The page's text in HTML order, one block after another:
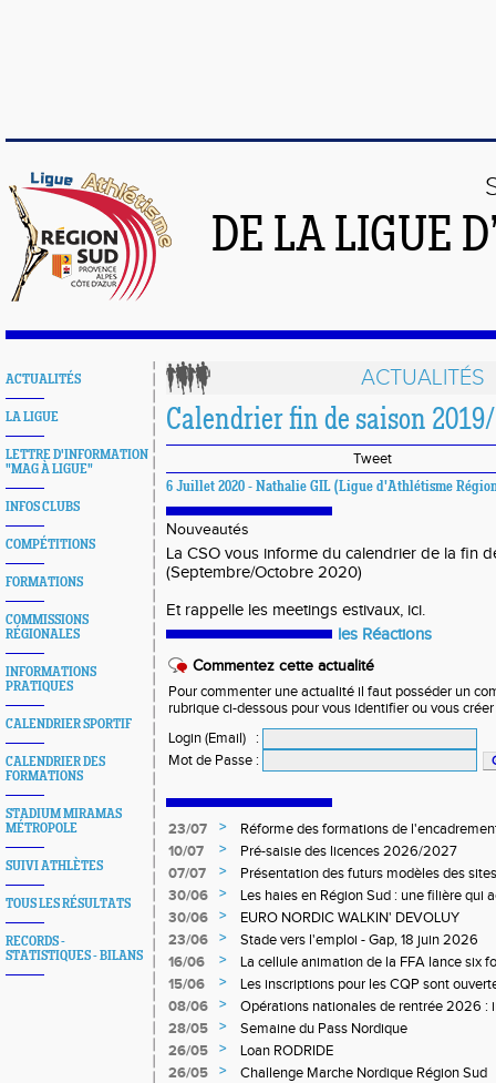
DE LA LIGUE
ACTUALITÉS
LA LIGUE
LETTRE D'INFORMATION
"MAG À LIGUE"
INFOS CLUBS
COMPÉTITIONS
FORMATIONS
COMMISSIONS
RÉGIONALES
INFORMATIONS
PRATIQUES
CALENDRIER SPORTIF
CALENDRIER DES
FORMATIONS
STADIUM MIRAMAS
MÉTROPOLE
SUIVI ATHLÈTES
TOUS LES RÉSULTATS
RECORDS -
STATISTIQUES - BILANS
ACTUALITÉS
Calendrier fin de saison
Tweet
6 Juillet 2020 - Nathalie GIL (Ligue d'Athlétisme
Nouveautés
La CSO vous informe du calendrier de la fin
(Septembre/Octobre 2020)
Et rappelle les meetings estivaux, ici.
les Réactions
Commentez cette actualité
Pour commenter une actualité il faut posséder un
rubrique ci-dessous pour vous identifier ou vous
Login (Email)
:
Mot de Passe :
23/07 >
Réforme des formations de
10/07
>
Pré-saisie des licences 2026/2027
07/07
>
Présentation des futurs modèles des
30/06
>
Les haies en Région Sud : une filière qui
30/06
>
EURO NORDIC WALKIN' DEVOLUY
23/06
>
Stade vers l'emploi - Gap, 18 juin 2026
16/06
>
La cellule animation de la FFA lance six
Niveau 1 et 3 pour ACR Niveau 2)
15/06 >
Les inscriptions pour les CQP sont
Qualification Professionnelle)
08/06 >
Opérations nationales de rentrée 2026 :
28/05
>
Semaine du Pass Nordique
26/05
>
Loan RODRIDE
26/05
>
Challenge Marche Nordique Région Sud